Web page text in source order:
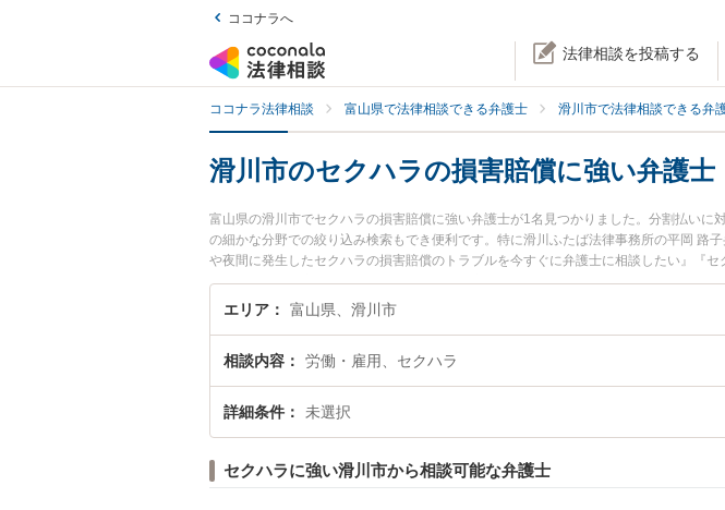
ココナラへ
法律相談を投稿する
ココナラ法律相談 富山県で法律相談できる弁護士 滑川市で法律相談できる弁
滑川市のセクハラの損害賠償に強い弁護士
富山県の滑川市でセクハラの損害賠償に強い弁護士が1名見つかりました。分割払い
の細かな分野での絞り込み検索もでき便利です。特に滑川ふたば法律事務所の平岡 路
や夜間に発生したセクハラの損害賠償のトラブルを今すぐに弁護士に相談したい』『
でセクハラの損害賠償を法律相談できる滑川市内の弁護士に相談予約したい』などで
エリア 富山県、滑川市
相談内容 労働・雇用、セクハラ
詳細条件 未選択
セクハラに強い滑川市から相談可能な弁護士